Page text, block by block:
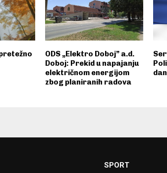
ODS „Elektro Doboj” a.d.
Doboj: Prekid u napajanju
električnom energijom
zbog planiranih radova
SPORT